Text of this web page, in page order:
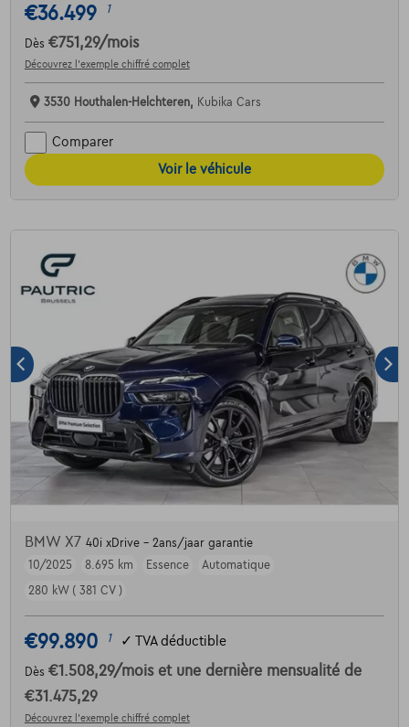
€36.499 1
Dès €751,29/mois
Découvrez l’exemple chiffré complet
3530 Houthalen-Helchteren, Kubika Cars
Comparer
Voir le véhicule
BMW X7 40i xDrive - 2ans/jaar garantie
10/2025
8.695 km Essence
Automatique
280 kW ( 381 CV )
€99.890 1 ✓ TVA déductible
Dès €1.508,29/mois et une dernière mensualité de
€31.475,29
Découvrez l’exemple chiffré complet